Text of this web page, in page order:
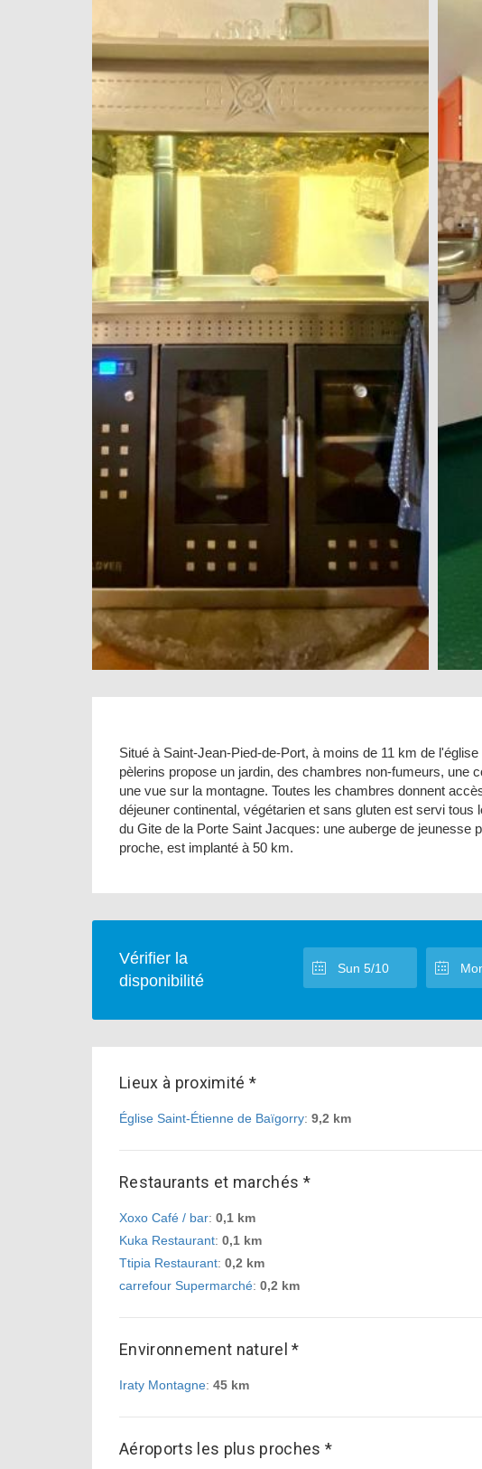
Situé à Saint-Jean-Pied-de-Port, à moins de 11 km de
pèlerins propose un jardin, des chambres non-fumeurs, une
une vue sur la montagne. Toutes les chambres donnent
déjeuner continental, végétarien et sans gluten est servi
du Gite de la Porte Saint Jacques: une auberge de
proche, est implanté à 50 km.
Vérifier la
disponibilité
Lieux à proximité *
Église Saint-Étienne de Baïgorry: 9,2 km
Restaurants et marchés *
Xoxo Café / bar: 0,1 km
Kuka Restaurant: 0,1 km
Ttipia Restaurant: 0,2 km
carrefour Supermarché: 0,2 km
Environnement naturel *
Iraty Montagne: 45 km
Aéroports les plus proches *